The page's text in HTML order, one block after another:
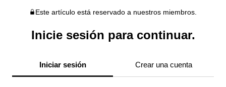
Este artículo está reservado a nuestros miembros.
Inicie sesión para continuar.
Iniciar sesión Crear una cuenta